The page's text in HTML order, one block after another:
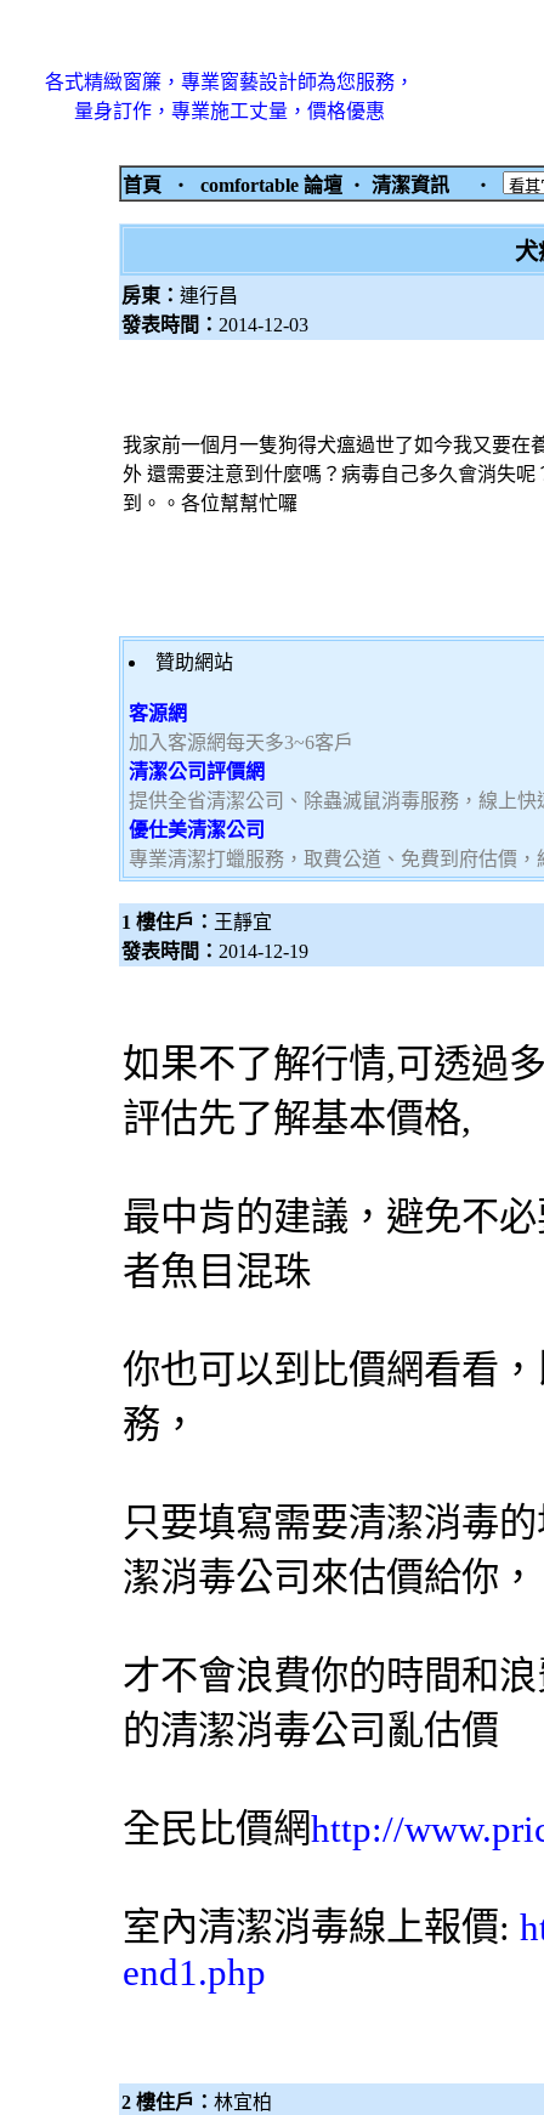
各式精緻窗簾，專業窗藝設計師為您服務，
量身訂作，專業施工丈量，價格優惠
首頁 ‧ comfortable 論壇 ‧ 清潔資訊 ‧
犬
房東： 連行昌
發表時間： 2014-12-03
我家前一個月一隻狗得犬瘟過世了如今我又要在
外 還需要注意到什麼嗎？病毒自己多久會消失
到。。各位幫幫忙囉
贊助網站
客源網
加入客源網每天多3~6客戶
清潔公司評價網
提供全省清潔公司、除蟲滅鼠消毒服務，線上
優仕美清潔公司
專業清潔打蠟服務，取費公道、免費到府估價，
1 樓住戶： 王靜宜
發表時間： 2014-12-19
如果不了解行情,可透過
評估先了解基本價格,
最中肯的建議，避免不
者魚目混珠
你也可以到比價網看看
務，
只要填寫需要清潔消毒
潔消毒公司來估價給你，
才不會浪費你的時間和
的清潔消毒公司亂估價
全民比價網http://
室內清潔消毒線上報價:
end1.php
2 樓住戶： 林宜柏